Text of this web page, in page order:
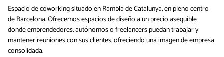
Espacio de coworking situado en Rambla de Catalunya, en pleno centro
de Barcelona. Ofrecemos espacios de diseño a un precio asequible
donde emprendedores, autónomos o freelancers puedan trabajar y
mantener reuniones con sus clientes, ofreciendo una imagen de empresa
consolidada.